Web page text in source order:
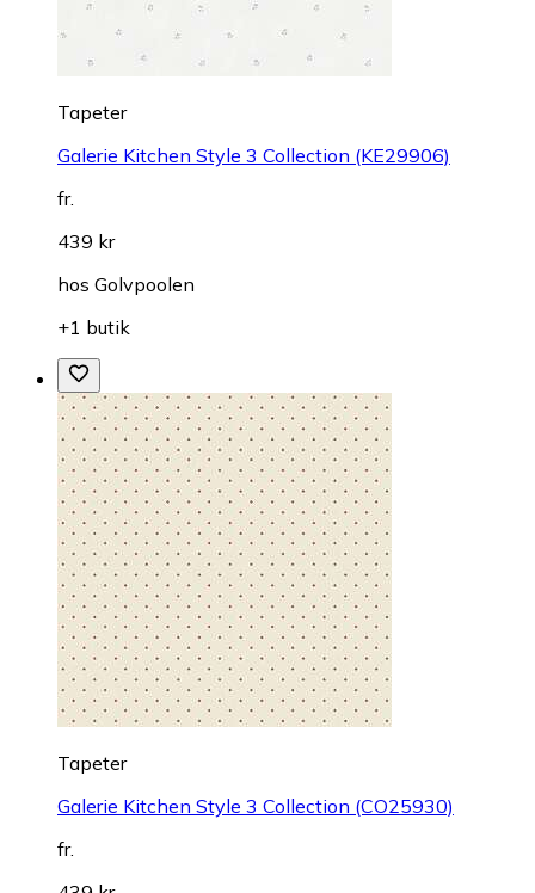
Tapeter
Galerie Kitchen Style 3 Collection (KE29906)
fr.
439 kr
hos Golvpoolen
+1 butik
Tapeter
Galerie Kitchen Style 3 Collection (CO25930)
fr.